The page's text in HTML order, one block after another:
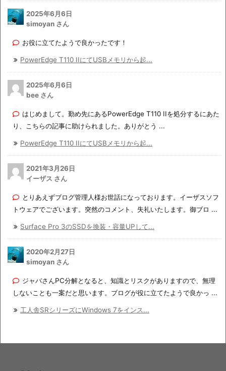
2025年6月6日
simoyan さん
お役に立てたようで良かったです！
PowerEdge T110 IIにてUSBメモリから起...
2025年6月6日
bee さん
はじめまして。勤め先にあるPowerEdge T110 IIを処分するにあた
り、こちらの記事に助けられました。ありがとう ...
PowerEdge T110 IIにてUSBメモリから起...
2021年3月26日
イーザス さん
とりあえずブログ管理人様お世話になっております。イーザスソフ
トウェアでございます。突然のコメント、失礼いたします。御ブロ ...
Surface Pro 3のSSDを換装・容量UPして...
2020年2月27日
simoyan さん
ジャバさんPC分解となると、知識とリスクがありますので、無理
しないことも一案だと思います。ブログが役に立てたようで良かっ ...
工人舎SRシリーズにWindows 7をインス...